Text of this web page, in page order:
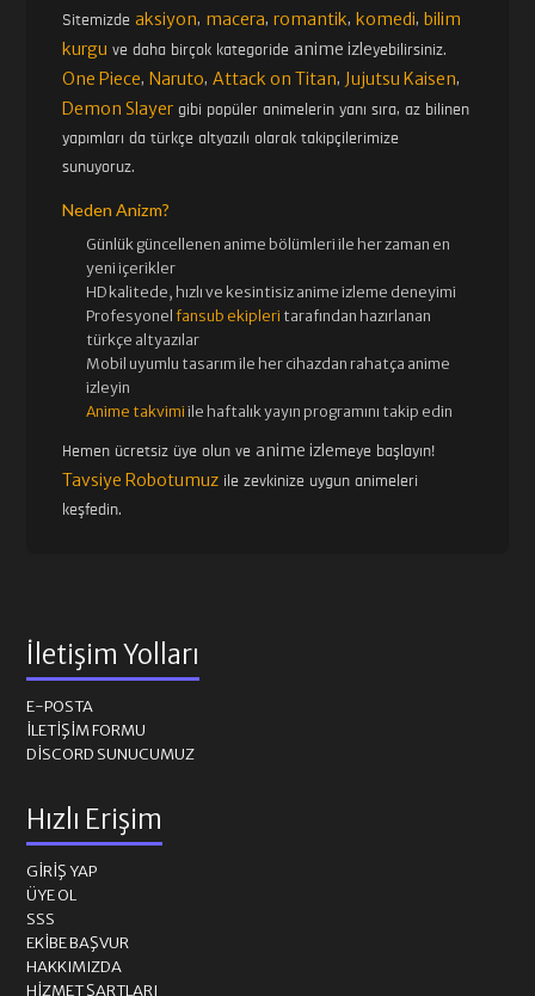
45. BÖLÜM 46. BÖLÜM
47. BÖLÜM 48. BÖLÜM
49. BÖLÜM 50. BÖLÜM
51. BÖLÜM 52. BÖLÜM FINAL
Sitemizdeaksiyon, macera,romantik, komedi, bilim
kurgu ve daha birçok kategoride anime izleyebilirsiniz.
One Piece, Naruto,Attack on Titan, Jujutsu Kaisen,
Demon Slayer gibi popüler animelerin yanı sıra, az bilinen
yapımları da türkçe altyazılı olarak takipçilerimize
sunuyoruz.
Neden Anizm?
Günlük güncellenen anime bölümleri ile her zaman en
yeni içerikler
HD kalitede, hızlı ve kesintisiz anime izleme deneyimi
Profesyonelfansub ekipleri tarafından hazırlanan
türkçe altyazılar
Mobil uyumlu tasarım ile her cihazdan rahatça anime
izleyin
Anime takvimi ile haftalık yayın programını takip edin
Hemen ücretsiz üye olun ve anime izlemeye başlayın!
Tavsiye Robotumuz ile zevkinize uygun animeleri
keşfedin.
İletişim Yolları
E-POSTA
İLETIŞIM FORMU
DISCORD SUNUCUMUZ
Hızlı Erişim
GIRIŞ YAP
ÜYE OL
SSS
EKIBE BAŞVUR
HAKKIMIZDA
HIZMET ŞARTLARI